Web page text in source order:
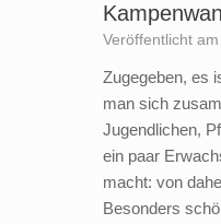
Veröffentlicht am
Zugegeben, es
man sich
Jugendlichen,
ein paar
macht: von
Besonders